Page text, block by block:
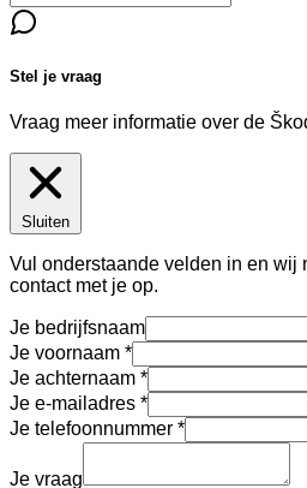
Stel je vraag
Vraag meer informatie over de
Sluiten
Vul onderstaande velden in en wij
contact met je op.
Je bedrijfsnaam
Je voornaam
Je achternaam
Je e-mailadres
Je telefoonnummer
Je vraag